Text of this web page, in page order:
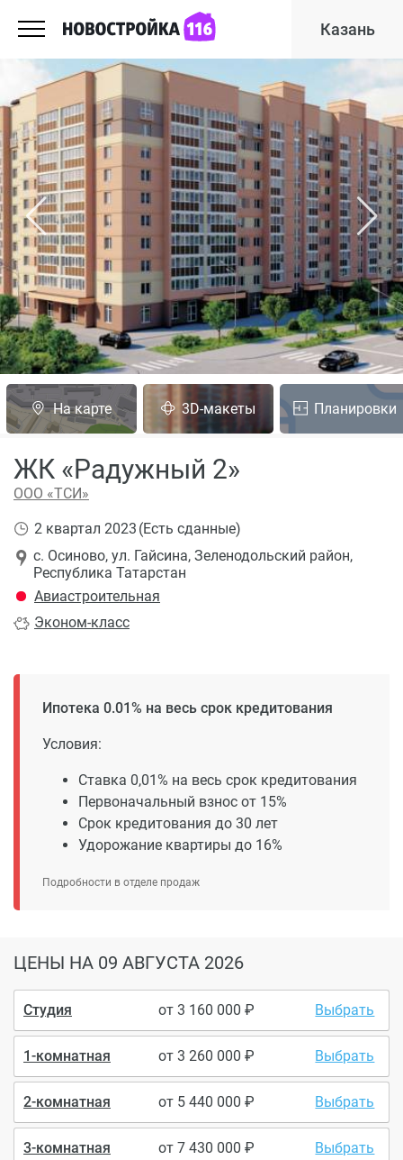
Казань
На карте 3D-макеты Планировки
ЖК «Радужный 2»
ООО «ТСИ»
Эконом-класс
с. Осиново, ул. Гайсина, Зеленодольский район,
Республика Татарстан
Авиастроительная
2 квартал 2023 (Есть сданные)
Ипотека 0.01% на весь срок кредитования
Условия:
Ставка 0,01% на весь срок кредитования
Первоначальный взнос от 15%
Срок кредитования до 30 лет
Удорожание квартиры до 16%
Подробности в отделе продаж
ЦЕНЫ НА 09 АВГУСТА 2026
Студия от3 160 000 Выбрать
1-комнатная от3 260 000 Выбрать
2-комнатная от 5 440 000 Выбрать
3-комнатная от7 430 000 Выбрать